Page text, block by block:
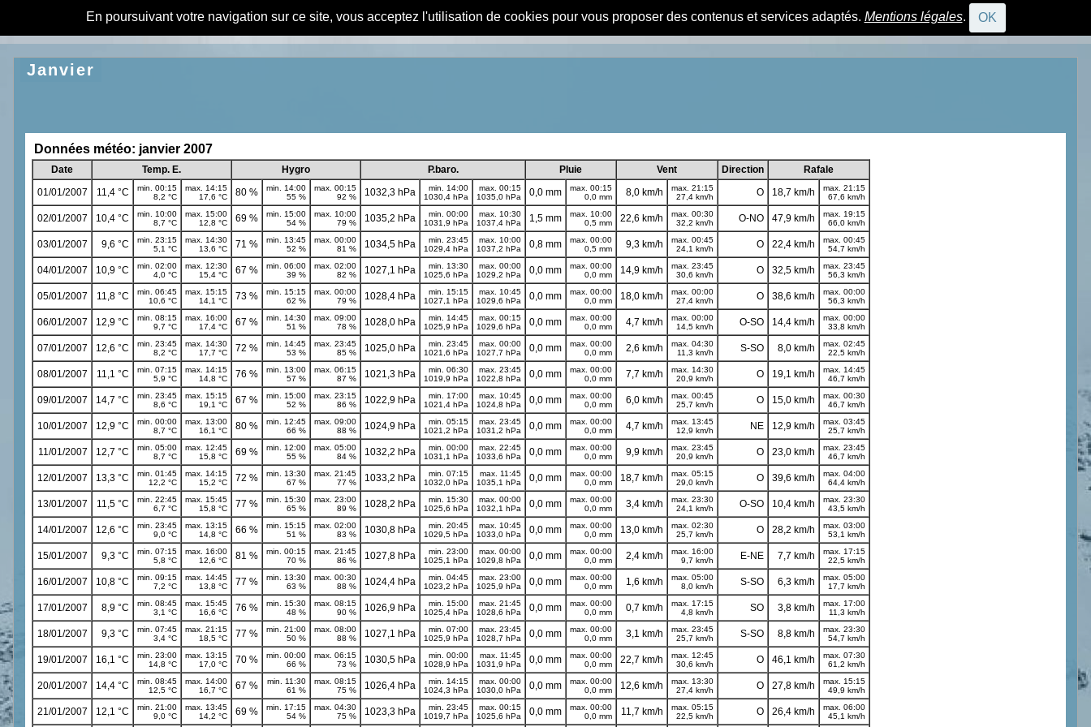
En poursuivant votre navigation sur ce site, vous acceptez l'utilisation de cookies pour vous proposer des contenus et services adaptés. Mentions légales. OK
Janvier